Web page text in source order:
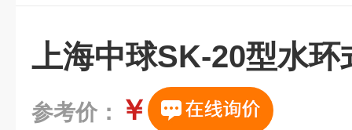
上海中球SK-20型水环
参考价： ￥